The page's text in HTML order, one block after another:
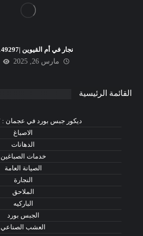
نجار في أم القيوين |0547149297
مارس 26, 2025
القائمة الرئيسية
ديكور جبس بورد في عجمان : 0547149297
الاصباغ
الدهانات
خدمات الصباغين
الصيانة العامة
النجارة
الملاحق
الباركيه
الجبس بورد
العشب الصناعي